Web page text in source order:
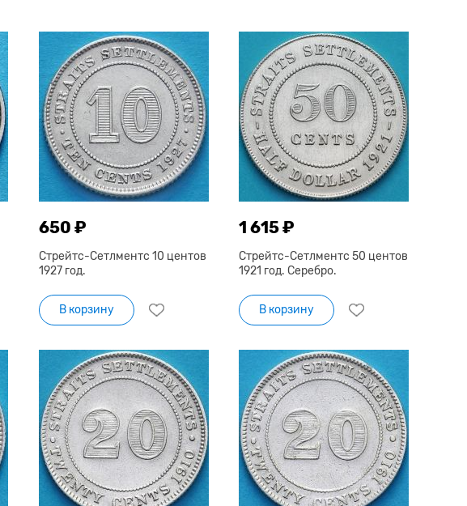
650 ₽
Стрейтс-Сетлментс 10 центов
1927 год.
В корзину
1 615 ₽
Стрейтс-Сетлментс 50 центов
1921 год. Серебро.
В корзину